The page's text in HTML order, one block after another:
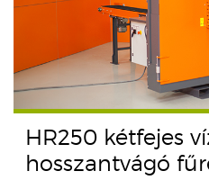
HR250 kétfejes
hosszantvágó